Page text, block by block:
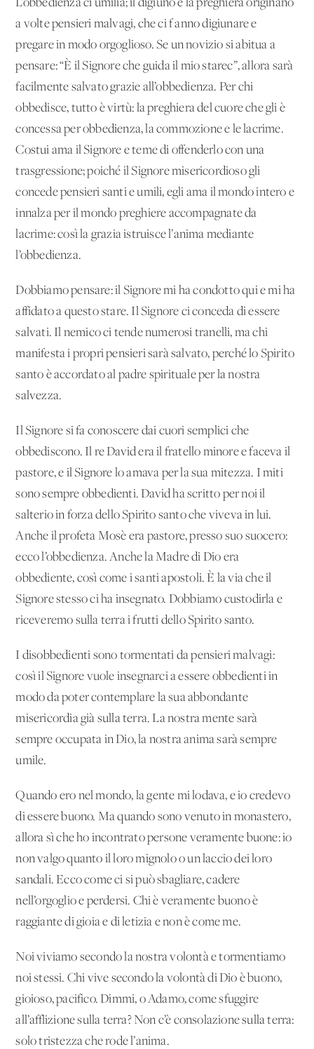
L’obbedienza ci umilia; il digiuno e la preghiera originano
a volte pensieri malvagi, che ci f anno digiunare e
pregare in modo orgoglioso. Se un novizio si abitua a
pensare: “È il Signore che guida il mio starec”, allora sarà
facilmente salvato grazie all’obbedienza. Per chi
obbedisce, tutto è virtù: la preghiera del cuore che gli è
concessa per obbedienza, la commozione e le lacrime.
Costui ama il Signore e teme di offenderlo con una
trasgressione; poiché il Signore misericordioso gli
concede pensieri santi e umili, egli ama il mondo intero e
innalza per il mondo preghiere accompagnate da
lacrime: così la grazia istruisce l’anima mediante
l’obbedienza.
Dobbiamo pensare: il Signore mi ha condotto qui e mi ha
affidato a questo stare. Il Signore ci conceda di essere
salvati. Il nemico ci tende numerosi tranelli, ma chi
manifesta i propri pensieri sarà salvato, perché lo Spirito
santo è accordato al padre spirituale per la nostra
salvezza.
Il Signore si fa conoscere dai cuori semplici che
obbediscono. Il re David era il fratello minore e faceva il
pastore, e il Signore lo amava per la sua mitezza. I miti
sono sempre obbedienti. David ha scritto per noi il
salterio in forza dello Spirito santo che viveva in lui.
Anche il profeta Mosè era pastore, presso suo suocero:
ecco l’obbedienza. Anche la Madre di Dio era
obbediente, così come i santi apostoli. È la via che il
Signore stesso ci ha insegnato. Dobbiamo custodirla e
riceveremo sulla terra i frutti dello Spirito santo.
I disobbedienti sono tormentati da pensieri malvagi:
così il Signore vuole insegnarci a essere obbedienti in
modo da poter contemplare la sua abbondante
misericordia già sulla terra. La nostra mente sarà
sempre occupata in Dio, la nostra anima sarà sempre
umile.
Quando ero nel mondo, la gente mi lodava, e io credevo
di essere buono. Ma quando sono venuto in monastero,
allora sì che ho incontrato persone veramente buone: io
non valgo quanto il loro mignolo o un laccio dei loro
sandali. Ecco come ci si può sbagliare, cadere
nell’orgoglio e perdersi. Chi è veramente buono è
raggiante di gioia e di letizia e non è come me.
Noi viviamo secondo la nostra volontà e tormentiamo
noi stessi. Chi vive secondo la volontà di Dio è buono,
gioioso, pacifico. Dimmi, o Adamo, come sfuggire
all’afflizione sulla terra? Non c’è consolazione sulla terra:
solo tristezza che rode l’anima.